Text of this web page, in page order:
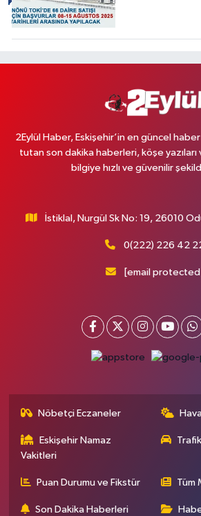
2Eylül Haber, Eskişehir’in en güncel
tutan son dakika haberleri, köşe
bilgiye hızlı ve güvenilir
İstiklal, Nurgül Sk No: 19, 26010
0(222) 226 42
[email
Nöbetçi Eczaneler
Eskişehir Namaz
Vakitleri
Puan Durumu ve Fikstür Tüm
Son Dakika Haberleri